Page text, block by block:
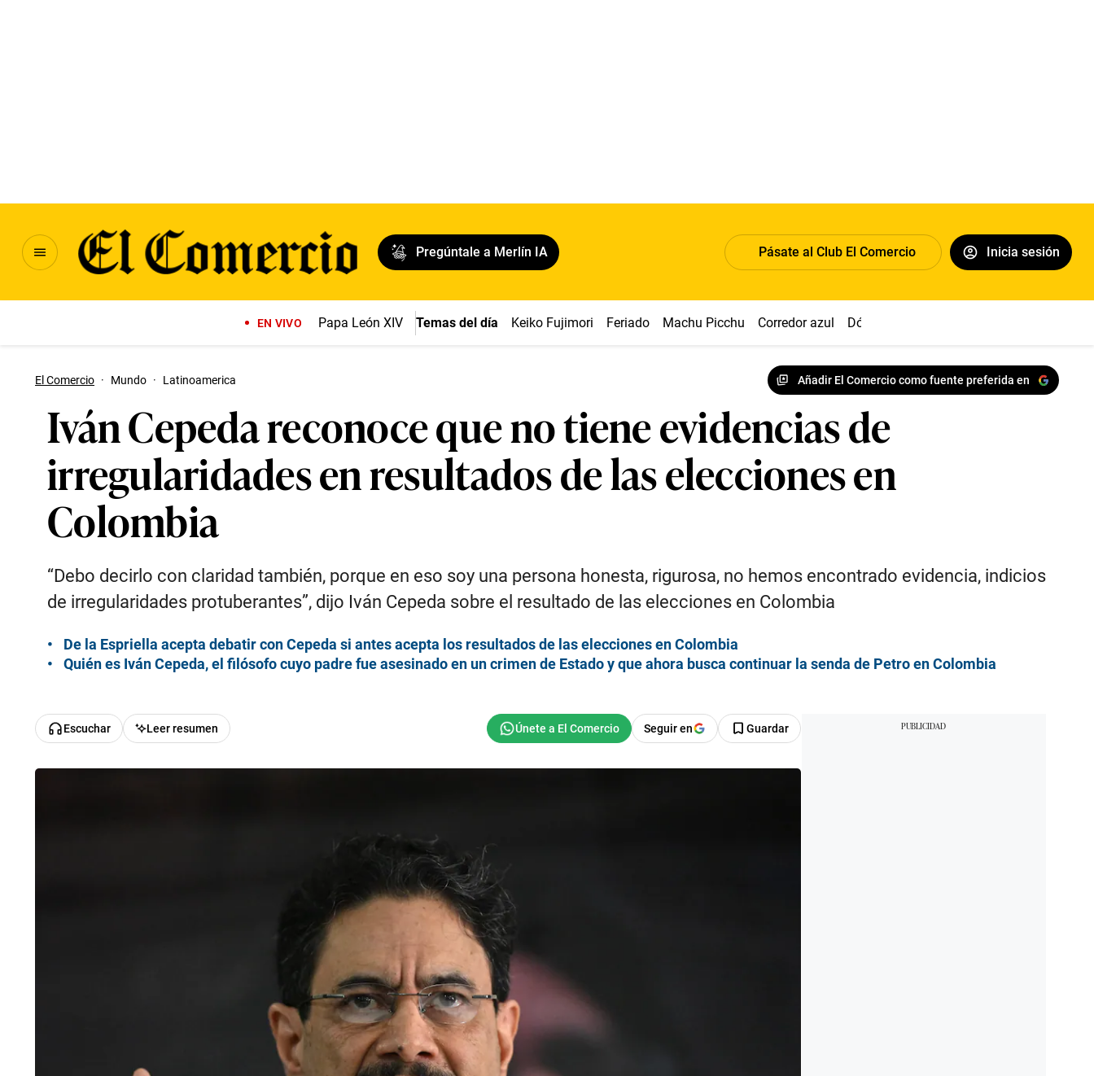
Pregúntale a Merlín IA Pásate al Club El Comercio Inicia sesión
EN VIVO Papa León XIV Temas del día Keiko Fujimori Feriado Machu Picchu Corredor azul Dólar
El Comercio · Mundo · Latinoamerica Añadir El Comercio como fuente preferida en
Iván Cepeda reconoce que no tiene evidencias de
irregularidades en resultados de las elecciones en
Colombia
“Debo decirlo con claridad también, porque en eso soy una persona honesta, rigurosa, no hemos encontrado evidencia, indicios
de irregularidades protuberantes”, dijo Iván Cepeda sobre el resultado de las elecciones en Colombia
De la Espriella acepta debatir con Cepeda si antes acepta los resultados de las elecciones en Colombia
Quién es Iván Cepeda, el filósofo cuyo padre fue asesinado en un crimen de Estado y que ahora busca continuar la senda de Petro en Colombia
Escuchar Leer resumen Seguir en Guardar